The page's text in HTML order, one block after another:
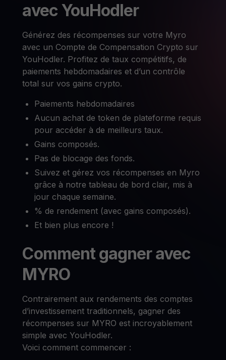
avec YouHodler
Générez des récompenses sur votre Myro
avec un Compte de Compensation Crypto sur
YouHodler. Profitez de taux compétitifs, de
paiements hebdomadaires et d’un contrôle
total sur vos gains crypto.
Paiements hebdomadaires
Aucun achat de token de plateforme requis
pour accéder à de meilleurs taux.
Gains composés.
Pas de blocage des fonds.
Suivez et gérez vos récompenses en Myro
grâce à notre tableau de bord clair, mis à
jour chaque semaine.
% de rendement (avec gains composés).
Et bien plus encore !
Comment gagner avec
MYRO
Contrairement aux rendements des comptes
d’investissement traditionnels, gagner des
récompenses sur MYRO est incroyablement
simple avec YouHodler.
Voici comment commencer :